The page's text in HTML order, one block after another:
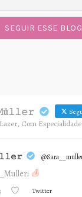
Com
:
Twitter